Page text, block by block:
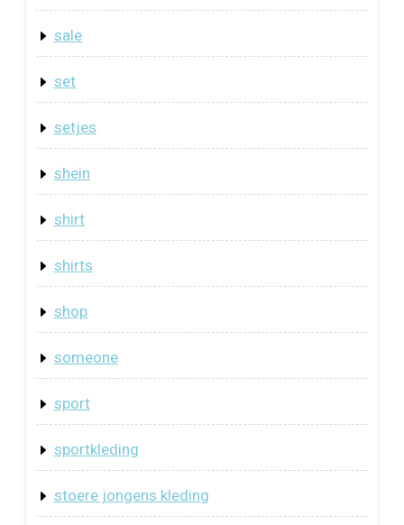
sale
set
setjes
shein
shirt
shirts
shop
someone
sport
sportkleding
stoere jongens kleding